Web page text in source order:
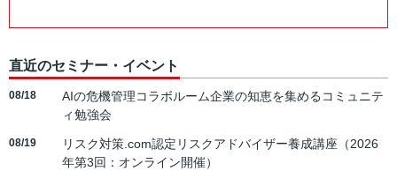
直近のセミナー・イベント
08/18
AIの危機管理コラボルーム企業の知恵を集めるコミュニテ
ィ勉強会
08/19
リスク対策.com認定リスクアドバイザー養成講座（2026
年第3回：オンライン開催）